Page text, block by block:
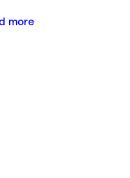
more